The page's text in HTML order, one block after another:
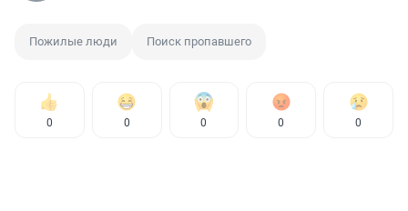
Пожилые люди Поиск пропавшего
0 0 0 0 0